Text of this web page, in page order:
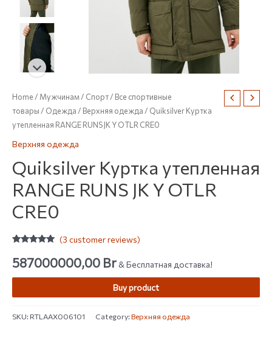
Home/ Мужчинам/ Спорт/ Все спортивные
товары/ Одежда/ Верхняя одежда/ Quiksilver Куртка
утепленная RANGE RUNS JK Y OTLR CRE0
Верхняя одежда
Quiksilver Куртка утепленная
RANGE RUNS JK Y OTLR
CRE0
out of 5
based on
(3 customer reviews)
587000000,00 Br& Бесплатная доставка!
Buy product
SKU:RTLAAX006101 Category:Верхняя одежда